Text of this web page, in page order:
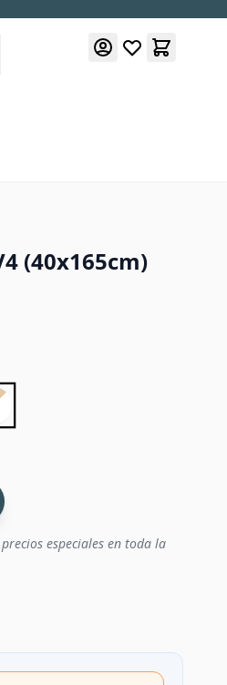
(40x165cm)
especiales en toda la